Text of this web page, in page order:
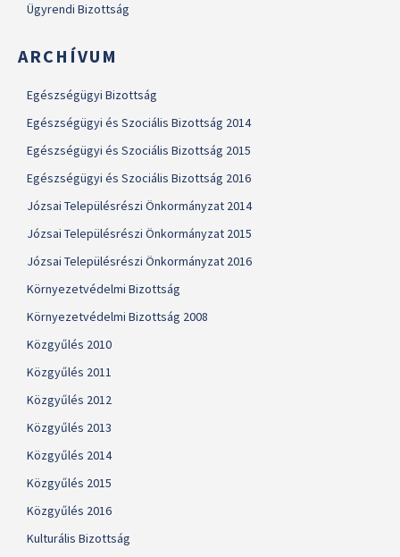
Ügyrendi Bizottság
ARCHÍVUM
Egészségügyi Bizottság
Egészségügyi és Szociális Bizottság 2014
Egészségügyi és Szociális Bizottság 2015
Egészségügyi és Szociális Bizottság 2016
Józsai Településrészi Önkormányzat 2014
Józsai Településrészi Önkormányzat 2015
Józsai Településrészi Önkormányzat 2016
Környezetvédelmi Bizottság
Környezetvédelmi Bizottság 2008
Közgyűlés 2010
Közgyűlés 2011
Közgyűlés 2012
Közgyűlés 2013
Közgyűlés 2014
Közgyűlés 2015
Közgyűlés 2016
Kulturális Bizottság